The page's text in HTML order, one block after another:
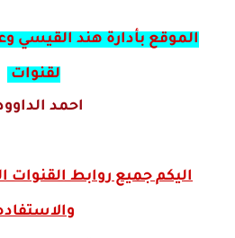
الموقع بأدارة هند القيسي
لقنوات
احمد
اليكم جميع روابط القنوات